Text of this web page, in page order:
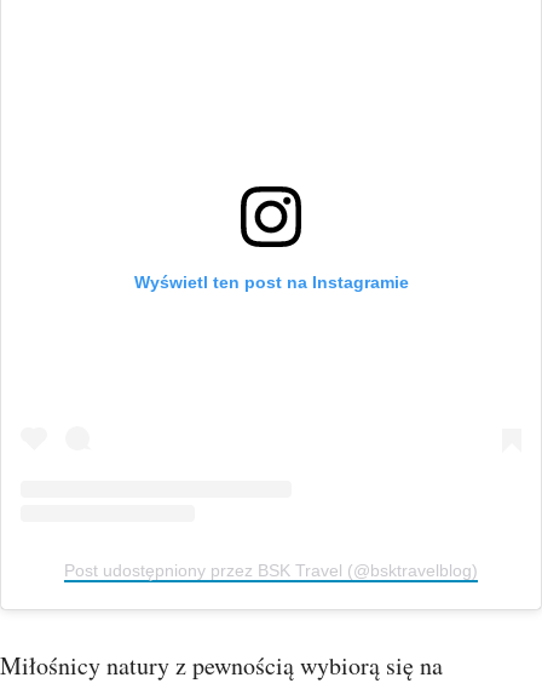
Wyświetl ten post na Instagramie
Post udostępniony przez BSK Travel (@bsktravelblog)
Miłośnicy natury z pewnością wybiorą się na